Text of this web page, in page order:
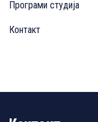
Програми студија
Контакт